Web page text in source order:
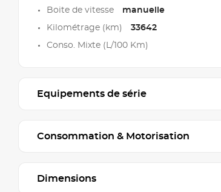
Boite de vitesse manuelle
Kilométrage (km) 33642
Conso. Mixte (L/100 Km)
Equipements de série
Consommation & Motorisation
Dimensions